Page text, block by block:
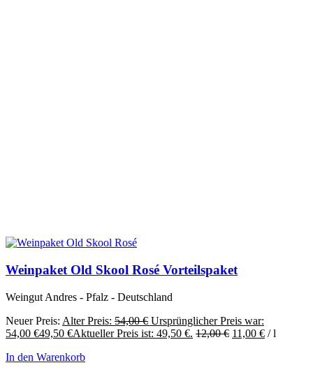
Weinpaket Old Skool Rosé Vorteilspaket
Weingut Andres - Pfalz - Deutschland
Neuer Preis: Alter Preis: 54,00€ Ursprünglicher Preis war:
54,00 €49,50 €Aktueller Preis ist: 49,50 €. 12,00€ 11,00 € /l
In den Warenkorb